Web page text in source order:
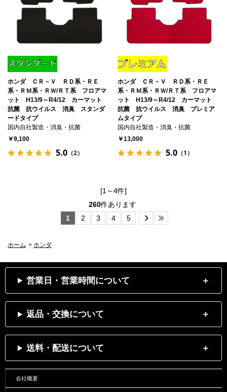
ホンダ ＣＲ－Ｖ ＲＤ系・ＲＥ
系・ＲＭ系・ＲＷ/ＲＴ系 フロアマ
ット H13/9～R4/12 カーマット
抗菌 抗ウイルス 消臭 スタンダ
ードタイプ
国内自社製造・消臭・抗菌
￥9,100
5.0 （2）
ホンダ ＣＲ－Ｖ ＲＤ系・ＲＥ
系・ＲＭ系・ＲＷ/ＲＴ系 フロアマ
ット H13/9～R4/12 カーマット
抗菌 抗ウイルス 消臭 プレミア
ムタイプ
国内自社製造・消臭・抗菌
￥13,000
5.0（1）
[1～4件]
260件あります
1
2 3 4 5
ホーム > ホンダ
営業日・営業時間について
返品・交換について
送料・配送について
会社概要